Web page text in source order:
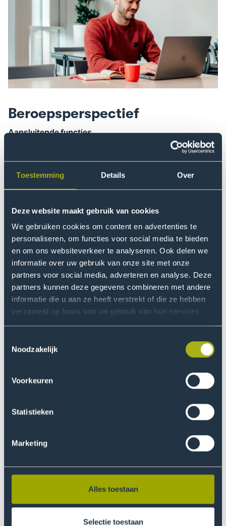
Toestemming Details Over
Deze website maakt gebruik van cookies
We gebruiken cookies om content en advertenties te
personaliseren, om functies voor social media te bieden
en om ons websiteverkeer te analyseren. Ook delen we
informatie over uw gebruik van onze site met onze
partners voor social media, adverteren en analyse. Deze
partners kunnen deze gegevens combineren met andere
informatie die u aan ze heeft verstrekt of die ze hebben
verzameld op basis van uw gebruik van hun services.
Noodzakelijk
Voorkeuren
Statistieken
Marketing
Alles toestaan
Selectie toestaan
Beroepsperspectief
Aansluitende functies
Ondernemer
Bedrijfsopvolger
Start-up
Store manager
Store design manager
Online marketing manager
Floor manager
Social media manager
Hoofd inkoop
Salesmanager
Visual merchandiser manager
Retail adviseur
Doorstuderen
Ondernemerschap & Retail Management - deeltijd aan
De Haagse Hogeschool hebt afgerond? Dan zijn er
diverse mogelijkheden. Je kunt bijvoorbeeld een
universitaire opleiding of een van onze